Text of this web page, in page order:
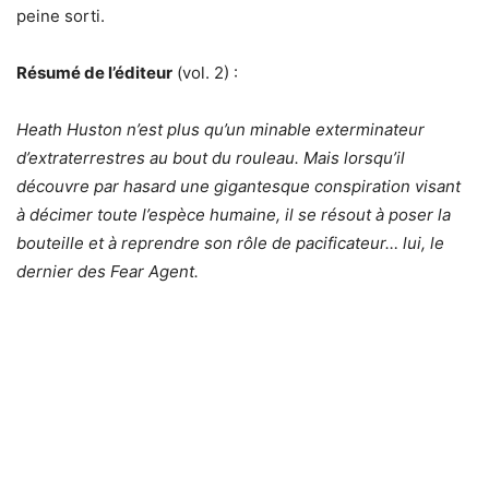
peine sorti.
Résumé de l’éditeur (vol. 2) :
Heath Huston n’est plus qu’un minable exterminateur
d’extraterrestres au bout du rouleau. Mais lorsqu’il
découvre par hasard une gigantesque conspiration visant
à décimer toute l’espèce humaine, il se résout à poser la
bouteille et à reprendre son rôle de pacificateur… lui, le
dernier des Fear Agent.